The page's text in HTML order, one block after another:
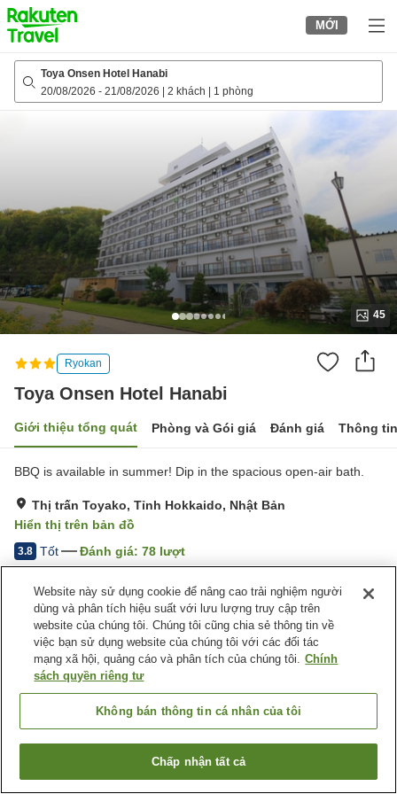
to
top
page
MỚI
Toya Onsen Hotel Hanabi
20/08/2026 - 21/08/2026 2 khách 1 phòng
45
Ryokan
Toya Onsen Hotel Hanabi
Giới thiệu tổng quát Phòng và Gói giá Đánh giá Thông
BBQ is available in summer! Dip in the spacious open-air bath.
Thị trấn Toyako, Tỉnh Hokkaido, Nhật Bản
Hiển thị trên bản đồ
3.8 Tốt Đánh giá: 78 lượt
Tiện nghi chỗ nghỉ
Bãi đỗ xe
Nhà hàng
Thân thiện với thú cưng
Máy bán hàng tự động
Trang chủ Nhật Bản Tỉnh Hokkaido
Thị trấn Toyako
Toya Onsen Hotel Hanabi
Tìm phòng trống
Website này sử dụng cookie để nâng cao trải nghiệm người
dùng và phân tích hiệu suất với lưu lượng truy cập trên
website của chúng tôi. Chúng tôi cũng chia sẻ thông tin về
việc bạn sử dụng website của chúng tôi với các đối tác
mạng xã hội, quảng cáo và phân tích của chúng tôi. Chính
sách quyền riêng tư
Không bán thông tin cá nhân của tôi
Chấp nhận tất cả